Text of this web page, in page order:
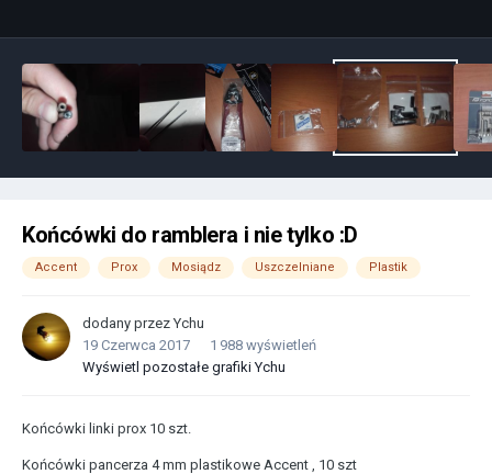
Końcówki do ramblera i nie tylko :D
Accent Prox Mosiądz Uszczelniane Plastik
dodany przez Ychu
19 Czerwca 2017
1 988 wyświetleń
Wyświetl pozostałe grafiki Ychu
Końcówki linki prox 10 szt.
Końcówki pancerza 4 mm plastikowe Accent , 10 szt